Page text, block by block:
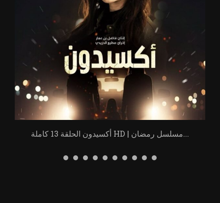
أكسيدون الحلقة 13 كاملة HD | مسلسل رمضان...